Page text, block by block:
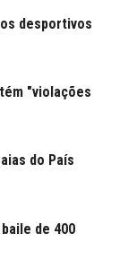
desportivos
"violações
do País
de 400